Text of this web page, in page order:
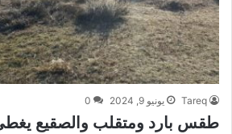
Tareq يونيو 9, 2024 0
طقس بارد ومتقلب والصقيع